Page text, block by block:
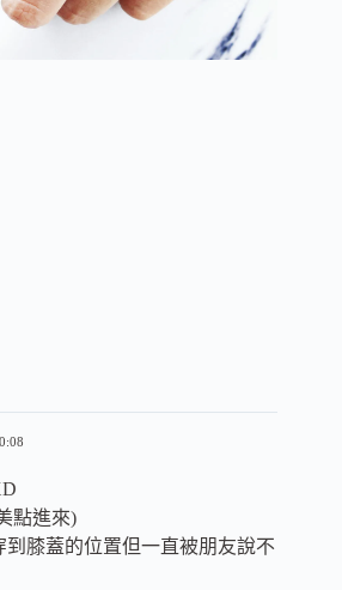
點進來)
到膝蓋的位置但一直被朋友說不